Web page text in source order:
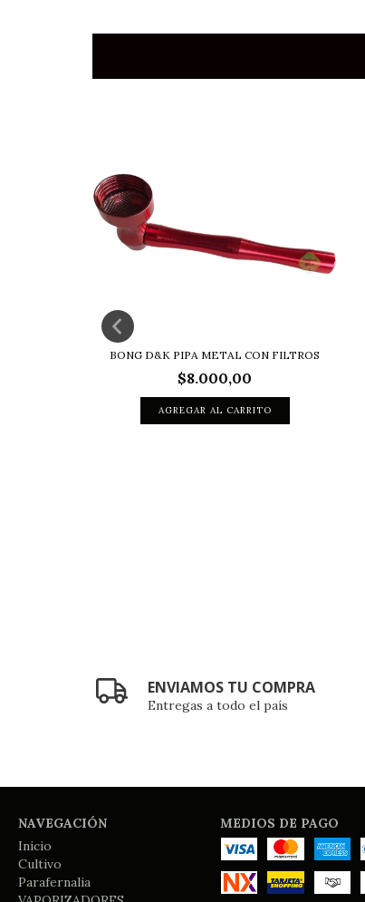
BONG D&K PIPA METAL CON FILTROS
$8.000,00
ENVIAMOS TU COMPRA
Entregas a todo el país
NAVEGACIÓN
Inicio
Cultivo
Parafernalia
MEDIOS DE PAGO